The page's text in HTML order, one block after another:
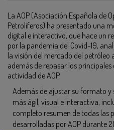
La AOP (Asociación Española de
Petrolíferos) ha presentado una
digital e interactivo, que hace un
por la pandemia del Covid-19,
la visión del mercado del
además de repasar los
actividad de AOP.
Además de ajustar su formato
más ágil, visual e interactiva,
completo resumen de todas las
desarrolladas por AOP durante